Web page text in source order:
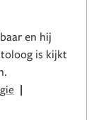
en hij
is kijkt
|